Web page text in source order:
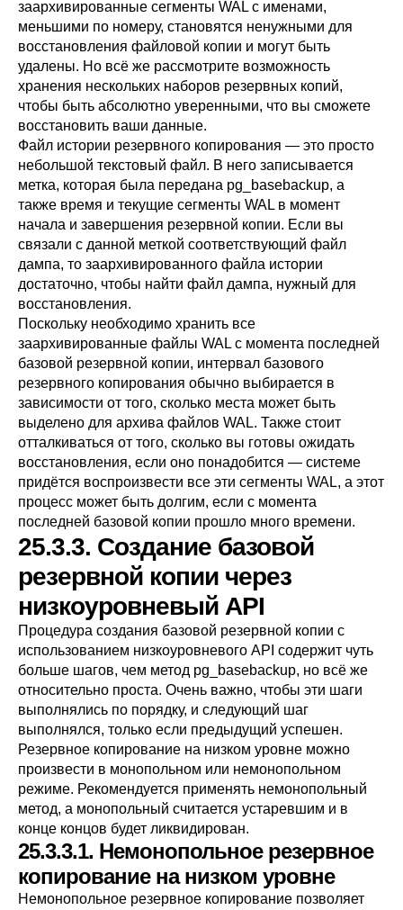
заархивированные сегменты WAL с именами,
меньшими по номеру, становятся ненужными для
восстановления файловой копии и могут быть
удалены. Но всё же рассмотрите возможность
хранения нескольких наборов резервных копий,
чтобы быть абсолютно уверенными, что вы сможете
восстановить ваши данные.
Файл истории резервного копирования — это просто
небольшой текстовый файл. В него записывается
метка, которая была передана pg_basebackup, а
также время и текущие сегменты WAL в момент
начала и завершения резервной копии. Если вы
связали с данной меткой соответствующий файл
дампа, то заархивированного файла истории
достаточно, чтобы найти файл дампа, нужный для
восстановления.
Поскольку необходимо хранить все
заархивированные файлы WAL с момента последней
базовой резервной копии, интервал базового
резервного копирования обычно выбирается в
зависимости от того, сколько места может быть
выделено для архива файлов WAL. Также стоит
отталкиваться от того, сколько вы готовы ожидать
восстановления, если оно понадобится — системе
придётся воспроизвести все эти сегменты WAL, а этот
процесс может быть долгим, если с момента
последней базовой копии прошло много времени.
25.3.3. Создание базовой
резервной копии через
низкоуровневый API
Процедура создания базовой резервной копии с
использованием низкоуровневого API содержит чуть
больше шагов, чем метод pg_basebackup, но всё же
относительно проста. Очень важно, чтобы эти шаги
выполнялись по порядку, и следующий шаг
выполнялся, только если предыдущий успешен.
Резервное копирование на низком уровне можно
произвести в монопольном или немонопольном
режиме. Рекомендуется применять немонопольный
метод, а монопольный считается устаревшим и в
конце концов будет ликвидирован.
25.3.3.1. Немонопольное резервное
копирование на низком уровне
Немонопольное резервное копирование позволяет